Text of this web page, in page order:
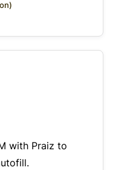
with Praiz to